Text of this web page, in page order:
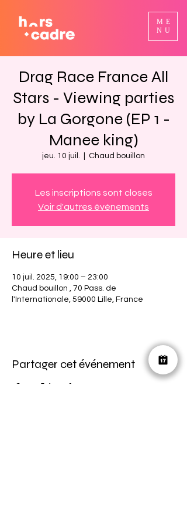
ME
NU
Drag Race France All
Stars - Viewing parties
by La Gorgone (EP 1 -
Manee king)
jeu. 10 juil. Chaud bouillon
Les inscriptions sont closes
Voir d'autres événements
Heure et lieu
10 juil. 2025, 19:00 – 23:00
Chaud bouillon , 70 Pass. de
l'Internationale, 59000 Lille, France
Partager cet événement